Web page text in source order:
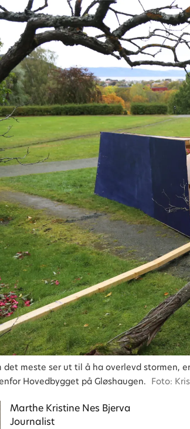
det meste ser ut til å ha overlevd stormen,
Hovedbygget på Gløshaugen. Foto:
Marthe Kristine Nes Bjerva
Journalist